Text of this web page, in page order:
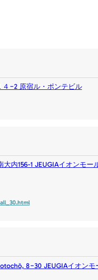
−2 原宿ル・ポンテビル
内156-1 JEUGIAイオンモー
8−30 JEUGIAイオンモ